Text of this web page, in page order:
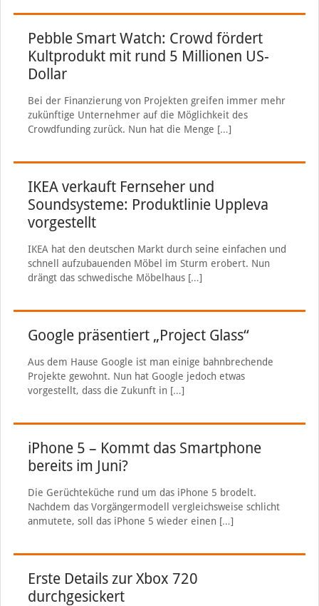
Pebble Smart Watch: Crowd fördert
Kultprodukt mit rund 5 Millionen US-
Dollar
Bei der Finanzierung von Projekten greifen immer mehr
zukünftige Unternehmer auf die Möglichkeit des
Crowdfunding zurück. Nun hat die Menge […]
IKEA verkauft Fernseher und
Soundsysteme: Produktlinie Uppleva
vorgestellt
IKEA hat den deutschen Markt durch seine einfachen und
schnell aufzubauenden Möbel im Sturm erobert. Nun
drängt das schwedische Möbelhaus[…]
Google präsentiert „Project Glass“
Aus dem Hause Google ist man einige bahnbrechende
Projekte gewohnt. Nun hat Google jedoch etwas
vorgestellt, dass die Zukunft in […]
iPhone 5 – Kommt das Smartphone
bereits im Juni?
Die Gerüchteküche rund um das iPhone 5 brodelt.
Nachdem das Vorgängermodell vergleichsweise schlicht
anmutete, soll das iPhone 5 wieder einen […]
Erste Details zur Xbox 720
durchgesickert